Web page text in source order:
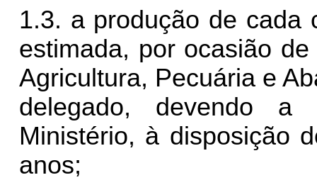
1.3. a produção de cada
estimada, por ocasião
Agricultura, Pecuária e
delegado, devendo a
Ministério, à disposição
anos;